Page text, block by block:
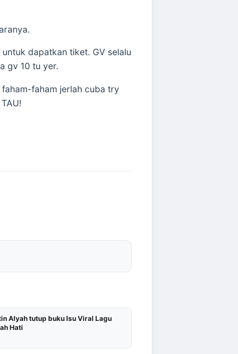
dapatkan tiket. GV selalu
gv 10 tu yer.
faham jerlah cuba try
Alyah tutup buku Isu Viral Lagu
Hati